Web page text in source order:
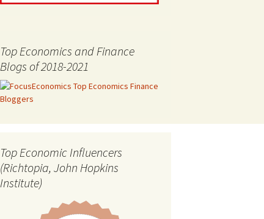
Top Economics and Finance
Blogs of 2018-2021
Top Economic Influencers
(Richtopia, John Hopkins
Institute)